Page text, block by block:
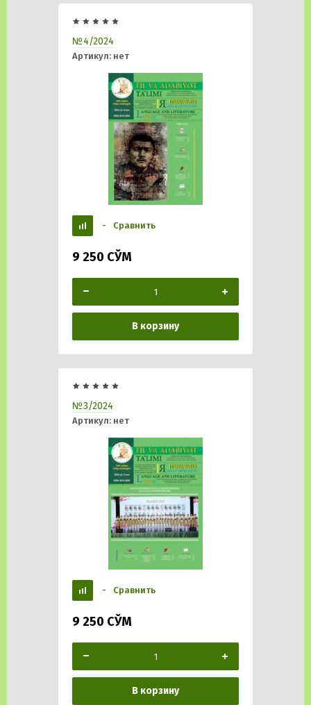
№4/2024
Артикул: нет
- Сравнить
9 250 СЎМ
В корзину
№3/2024
Артикул: нет
- Сравнить
9 250 СЎМ
В корзину